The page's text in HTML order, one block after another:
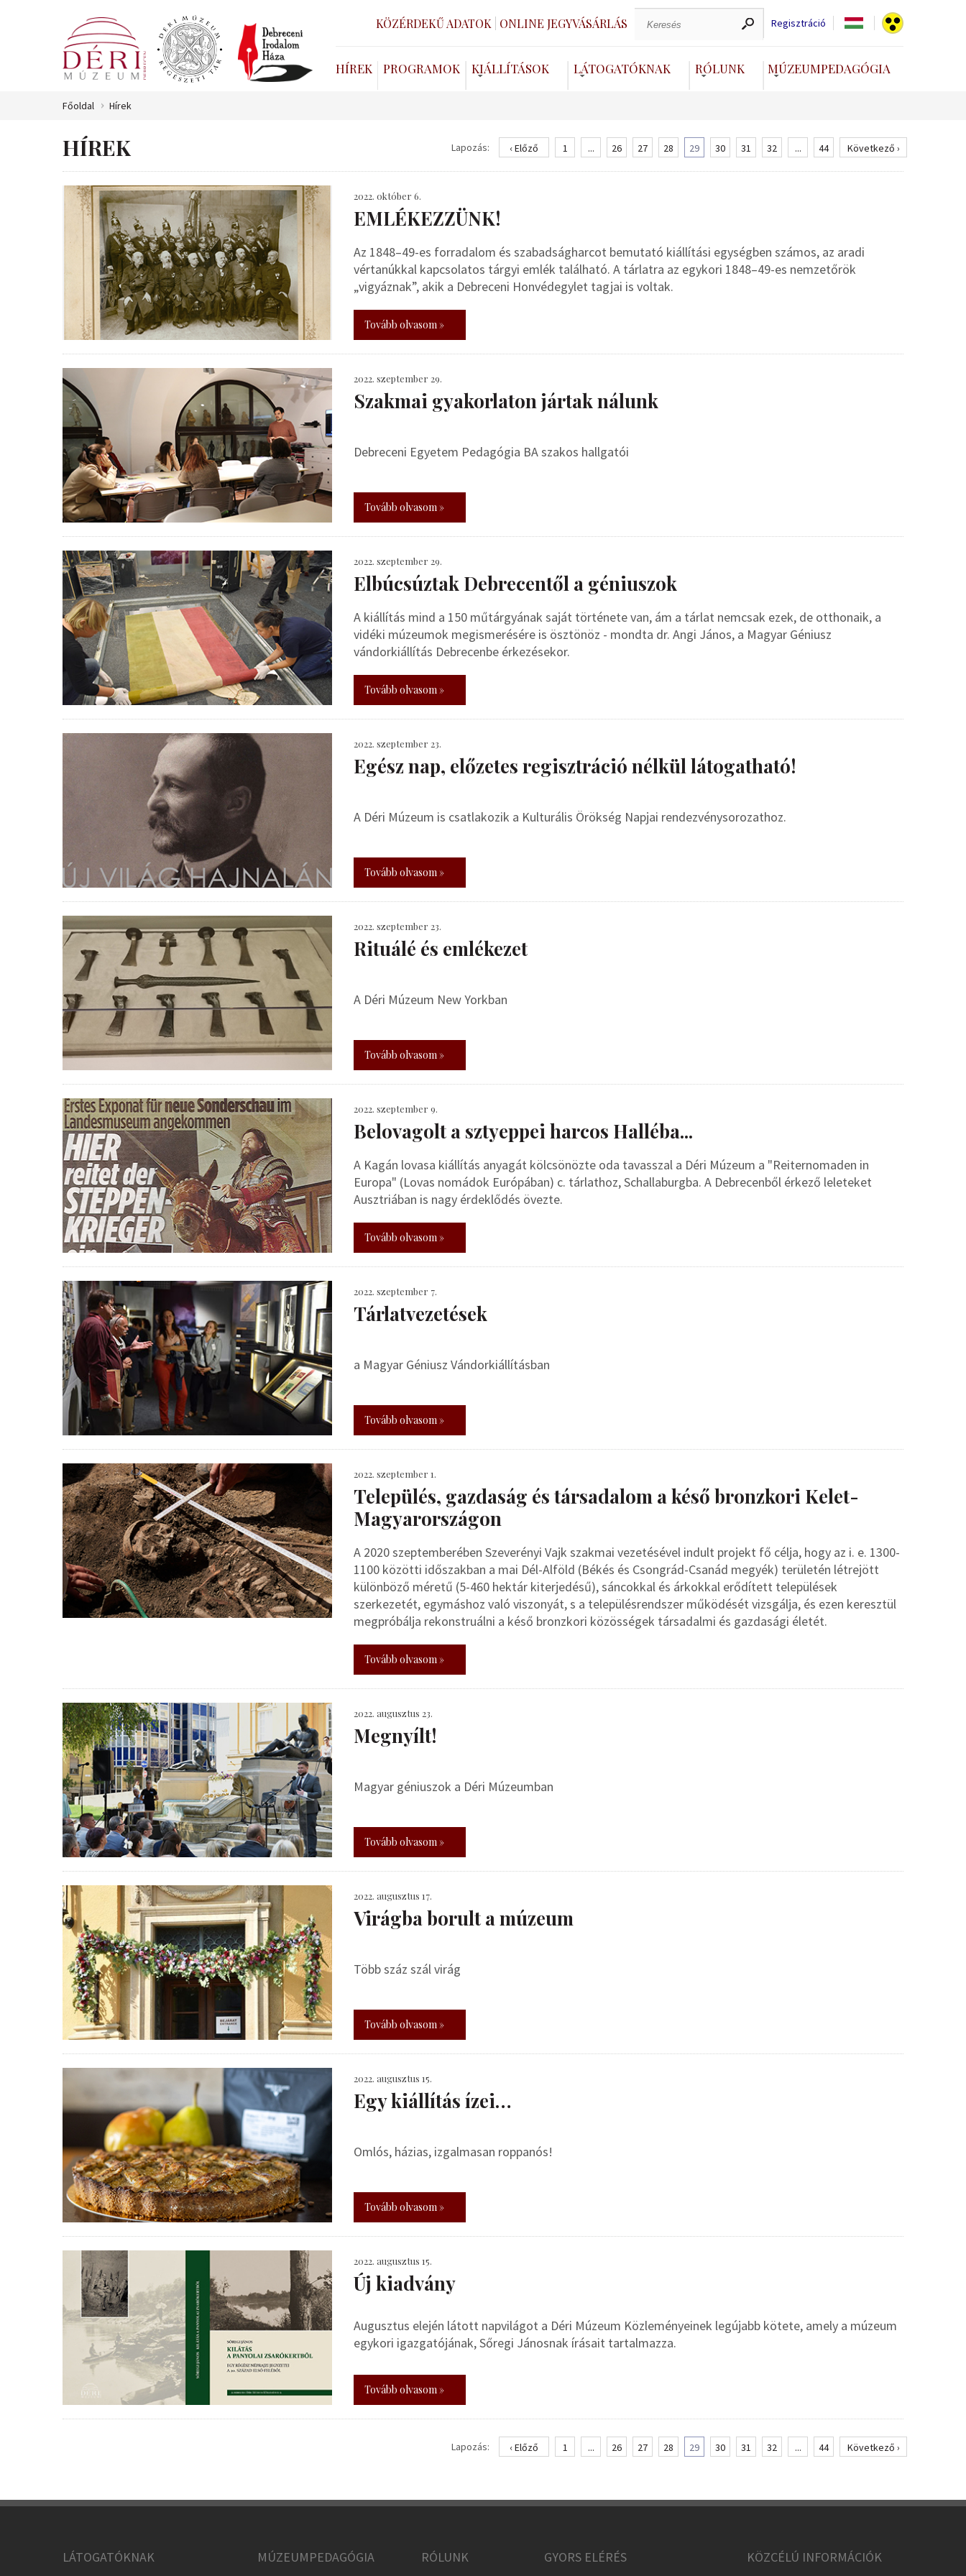
KÖZÉRDEKŰ ADATOK ONLINE JEGYVÁSÁRLÁS Regisztráció
HÍREK PROGRAMOK KIÁLLÍTÁSOK LÁTOGATÓKNAK RÓLUNK MÚZEUMPEDAGÓGIA
Főoldal Hírek
HÍREK Lapozás: ‹ Előző 1 ... 26 27 28 29 30 31 32 ... 44 Következő ›
2022. október 6.
EMLÉKEZZÜNK!
Az 1848–49-es forradalom és szabadságharcot bemutató kiállítási egységben számos, az aradi
vértanúkkal kapcsolatos tárgyi emlék található. A tárlatra az egykori 1848–49-es nemzetőrök
„vigyáznak”, akik a Debreceni Honvédegylet tagjai is voltak.
Tovább olvasom »
2022. szeptember 29.
Szakmai gyakorlaton jártak nálunk
Debreceni Egyetem Pedagógia BA szakos hallgatói
Tovább olvasom »
2022. szeptember 29.
Elbúcsúztak Debrecentől a géniuszok
A kiállítás mind a 150 műtárgyának saját története van, ám a tárlat nemcsak ezek, de otthonaik, a
vidéki múzeumok megismerésére is ösztönöz - mondta dr. Angi János, a Magyar Géniusz
vándorkiállítás Debrecenbe érkezésekor.
Tovább olvasom »
2022. szeptember 23.
Egész nap, előzetes regisztráció nélkül látogatható!
A Déri Múzeum is csatlakozik a Kulturális Örökség Napjai rendezvénysorozathoz.
Tovább olvasom »
2022. szeptember 23.
Rituálé és emlékezet
A Déri Múzeum New Yorkban
Tovább olvasom »
2022. szeptember 9.
Belovagolt a sztyeppei harcos Halléba...
A Kagán lovasa kiállítás anyagát kölcsönözte oda tavasszal a Déri Múzeum a "Reiternomaden in
Europa" (Lovas nomádok Európában) c. tárlathoz, Schallaburgba. A Debrecenből érkező leleteket
Ausztriában is nagy érdeklődés övezte.
Tovább olvasom »
2022. szeptember 7.
Tárlatvezetések
a Magyar Géniusz Vándorkiállításban
Tovább olvasom »
2022. szeptember 1.
Település, gazdaság és társadalom a késő bronzkori Kelet-
Magyarországon
A 2020 szeptemberében Szeverényi Vajk szakmai vezetésével indult projekt fő célja, hogy az i. e. 1300-
1100 közötti időszakban a mai Dél-Alföld (Békés és Csongrád-Csanád megyék) területén létrejött
különböző méretű (5-460 hektár kiterjedésű), sáncokkal és árkokkal erődített települések
szerkezetét, egymáshoz való viszonyát, s a településrendszer működését vizsgálja, és ezen keresztül
megpróbálja rekonstruálni a késő bronzkori közösségek társadalmi és gazdasági életét.
Tovább olvasom »
2022. augusztus 23.
Megnyílt!
Magyar géniuszok a Déri Múzeumban
Tovább olvasom »
2022. augusztus 17.
Virágba borult a múzeum
Több száz szál virág
Tovább olvasom »
2022. augusztus 15.
Egy kiállítás ízei…
Omlós, házias, izgalmasan roppanós!
Tovább olvasom »
2022. augusztus 15.
Új kiadvány
Augusztus elején látott napvilágot a Déri Múzeum Közleményeinek legújabb kötete, amely a múzeum
egykori igazgatójának, Sőregi Jánosnak írásait tartalmazza.
Tovább olvasom »
Lapozás: ‹ Előző 1 ... 26 27 28 29 30 31 32 ... 44 Következő ›
LÁTOGATÓKNAK MÚZEUMPEDAGÓGIA RÓLUNK GYORS ELÉRÉS KÖZCÉLÚ INFORMÁCIÓK